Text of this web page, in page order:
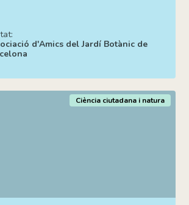
d'Amics del Jardí Botànic de
Ciència ciutadana i natura